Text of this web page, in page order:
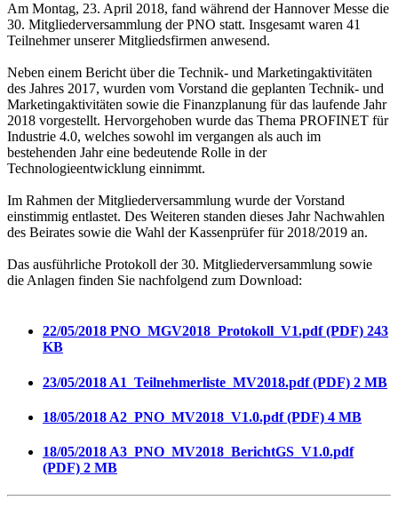
Am Montag, 23. April 2018, fand während der Hannover Messe die
30. Mitgliederversammlung der PNO statt. Insgesamt waren 41
Teilnehmer unserer Mitgliedsfirmen anwesend.
Neben einem Bericht über die Technik- und Marketingaktivitäten
des Jahres 2017, wurden vom Vorstand die geplanten Technik- und
Marketingaktivitäten sowie die Finanzplanung für das laufende Jahr
2018 vorgestellt. Hervorgehoben wurde das Thema PROFINET für
Industrie 4.0, welches sowohl im vergangen als auch im
bestehenden Jahr eine bedeutende Rolle in der
Technologieentwicklung einnimmt.
Im Rahmen der Mitgliederversammlung wurde der Vorstand
einstimmig entlastet. Des Weiteren standen dieses Jahr Nachwahlen
des Beirates sowie die Wahl der Kassenprüfer für 2018/2019 an.
Das ausführliche Protokoll der 30. Mitgliederversammlung sowie
die Anlagen finden Sie nachfolgend zum Download:
22/05/2018 PNO_MGV2018_Protokoll_V1.pdf (PDF) 243
KB
23/05/2018 A1_Teilnehmerliste_MV2018.pdf (PDF) 2 MB
18/05/2018 A2_PNO_MV2018_V1.0.pdf (PDF) 4 MB
18/05/2018 A3_PNO_MV2018_BerichtGS_V1.0.pdf
(PDF) 2 MB